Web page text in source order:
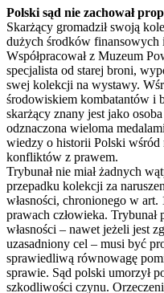
Polski sąd nie zachował
Skarżący gromadził swoją
dużych środków finansowych
Współpracował z Muzeum
specjalista od starej broni,
swej kolekcji na wystawy.
środowiskiem kombatantów i
skarżący znany jest jako
odznaczona wieloma
wiedzy o historii Polski wśród
konfliktów z prawem.
Trybunał nie miał żadnych
przepadku kolekcji za
własności, chronionego w
prawach człowieka.
własności – nawet jeżeli jest
uzasadniony cel – musi być
sprawiedliwą równowagę
sprawie. Sąd polski umorzył
szkodliwości czynu.